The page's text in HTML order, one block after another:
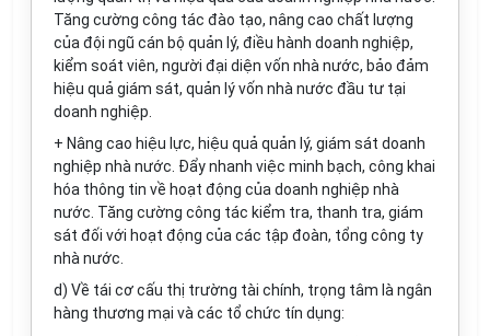
Tăng cường công tác đào tạo, nâng cao chất lượng
của đội ngũ cán bộ quản lý, điều hành doanh nghiệp,
kiểm soát viên, người đại diện vốn nhà nước, bảo đảm
hiệu quả giám sát, quản lý vốn nhà nước đầu tư tại
doanh nghiệp.
+ Nâng cao hiệu lực, hiệu quả quản lý, giám sát doanh
nghiệp nhà nước. Đẩy nhanh việc minh bạch, công khai
hóa thông tin về hoạt động của doanh nghiệp nhà
nước. Tăng cường công tác kiểm tra, thanh tra, giám
sát đối với hoạt động của các tập đoàn, tổng công ty
nhà nước.
d) Về tái cơ cấu thị trường tài chính, trọng tâm là ngân
hàng thương mại và các tổ chức tín dụng: